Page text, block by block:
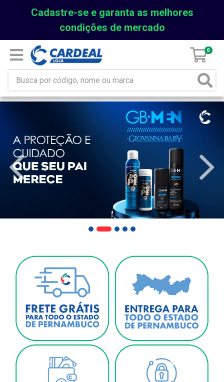
Cadastre-se e garanta as melhores
condições de mercado
0